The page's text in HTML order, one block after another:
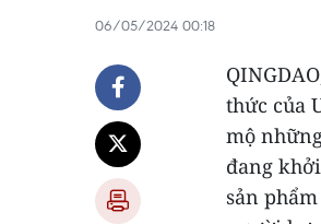
06/05/2024 00:18
QINGDAO
thức của
mộ
đang
sản